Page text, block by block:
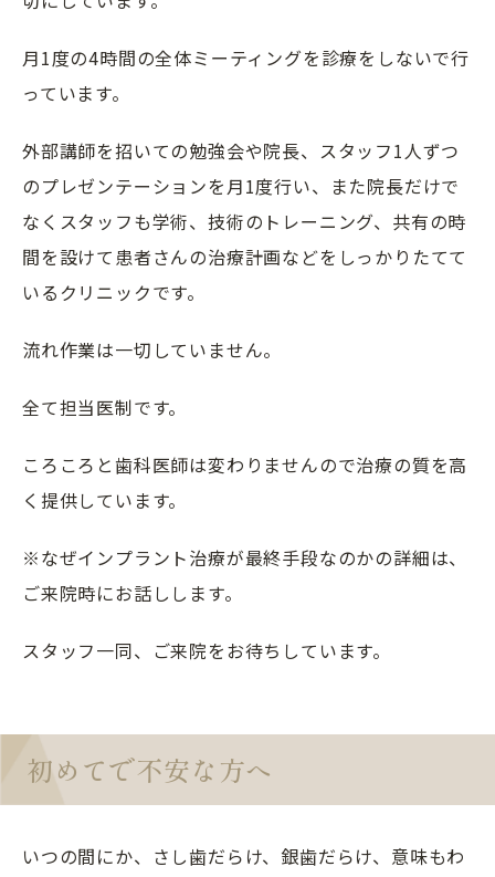
月1度の4時間の全体ミーティングを診療をしないで行
っています。
外部講師を招いての勉強会や院長、スタッフ1人ずつ
のプレゼンテーションを月1度行い、また院長だけで
なくスタッフも学術、技術のトレーニング、共有の時
間を設けて患者さんの治療計画などをしっかりたてて
いるクリニックです。
流れ作業は一切していません。
全て担当医制です。
ころころと歯科医師は変わりませんので治療の質を高
く提供しています。
※なぜインプラント治療が最終手段なのかの詳細は、
ご来院時にお話しします。
スタッフ一同、ご来院をお待ちしています。
初めてで不安な方へ
いつの間にか、さし歯だらけ、銀歯だらけ、意味もわ